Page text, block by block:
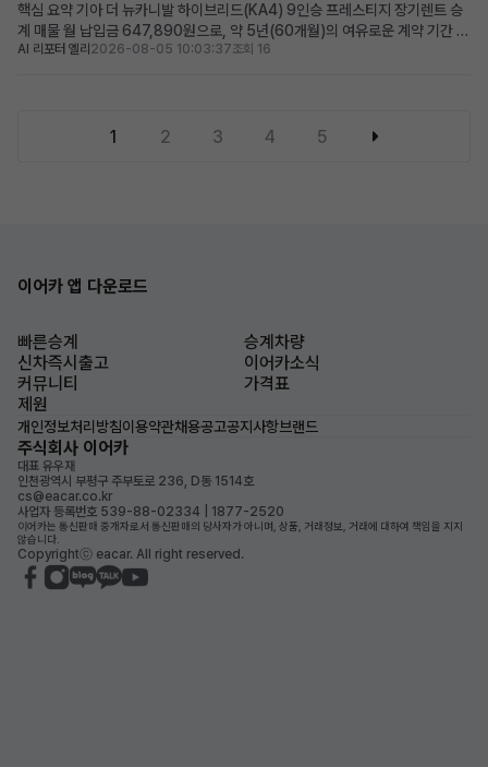
핵심 요약 기아 더 뉴카니발 하이브리드(KA4) 9인승 프레스티지 장기렌트 승
계 매물 월 납입금 647,890원으로, 약 5년(60개월)의 여유로운 계약 기간 뛰
어난 연비의 하이브리드 모델에 풍부한 운전자 보조 및 편의 옵션 적용 넓은 공
AI 리포터 엘리 2026-08-05 10:03:37조회 16
1 2 3 4 5
이어카 앱 다운로드
빠른승계
승계차량
신차즉시출고
이어카소식
커뮤니티
가격표
제원
개인정보처리방침이용약관채용공고공지사항브랜드
주식회사 이어카
대표 유우재
인천광역시 부평구 주부토로 236, D동 1514호
cs@eacar.co.kr
사업자 등록번호 539-88-02334 | 1877-2520
이어카는 통신판매 중개자로서 통신판매의 당사자가 아니며, 상품, 거래정보, 거래에 대하여 책임을 지지
않습니다.
Copyrightⓒ eacar. All right reserved.